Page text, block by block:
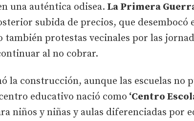
una auténtica odisea. La Primera
subida de precios, que desembocó
protestas vecinales por las
al no cobrar.
la construcción, aunque las escuelas no
educativo nació como ‘Centro
niños y niñas y aulas diferenciadas por